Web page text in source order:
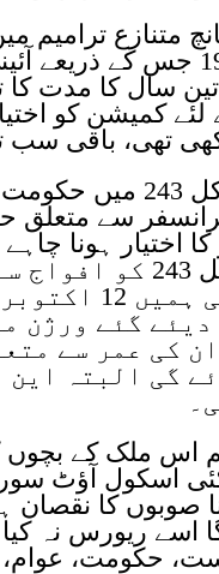
کمیشن کو
تھی، باقی سب
ان کا کہنا تھا
ججز کے ٹرانسفر
اختیار ہونا
شامل نہیں تھا،
موجود
گئے ورژن
کی عمر سے
گی البتہ
اس ملک کے
اسکول آؤٹ
صوبوں کا
حکومت،